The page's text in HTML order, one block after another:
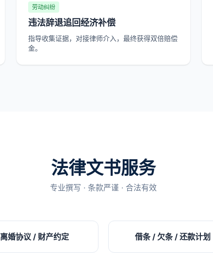
劳动纠纷
违法辞退追回经济补偿
指导收集证据，对接律师介入，最终获得双倍赔偿
金。
法律文书服务
专业撰写 · 条款严谨 · 合法有效
离婚协议 / 财产约定 借条 / 欠条 / 还款计划